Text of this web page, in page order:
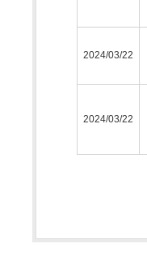
2024/03/22
2024/03/22